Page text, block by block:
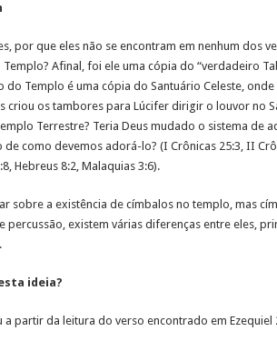
por que eles não se encontram em nenhum dos
Afinal, foi ele uma cópia do “verdadeiro
do Templo é uma cópia do Santuário Celeste,
criou os tambores para Lúcifer dirigir o louvor no
Terrestre? Teria Deus mudado o sistema de
como devemos adorá-lo? (I Crônicas 25:3, II
Hebreus 8:2, Malaquias 3:6).
sobre a existência de címbalos no templo, mas
percussão, existem várias diferenças entre eles,
ideia?
a partir da leitura do verso encontrado em